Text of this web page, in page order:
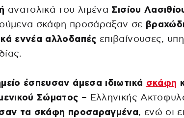
ανατολικά του λιμένα Σισίου
σκάφη προσάραξαν σε
εννέα αλλοδαπές επιβαίνουσες,
έσπευσαν άμεσα ιδιωτικά σκάφη
Σώματος – Ελληνικής
τα σκάφη προσαραγμένα, ενώ οι